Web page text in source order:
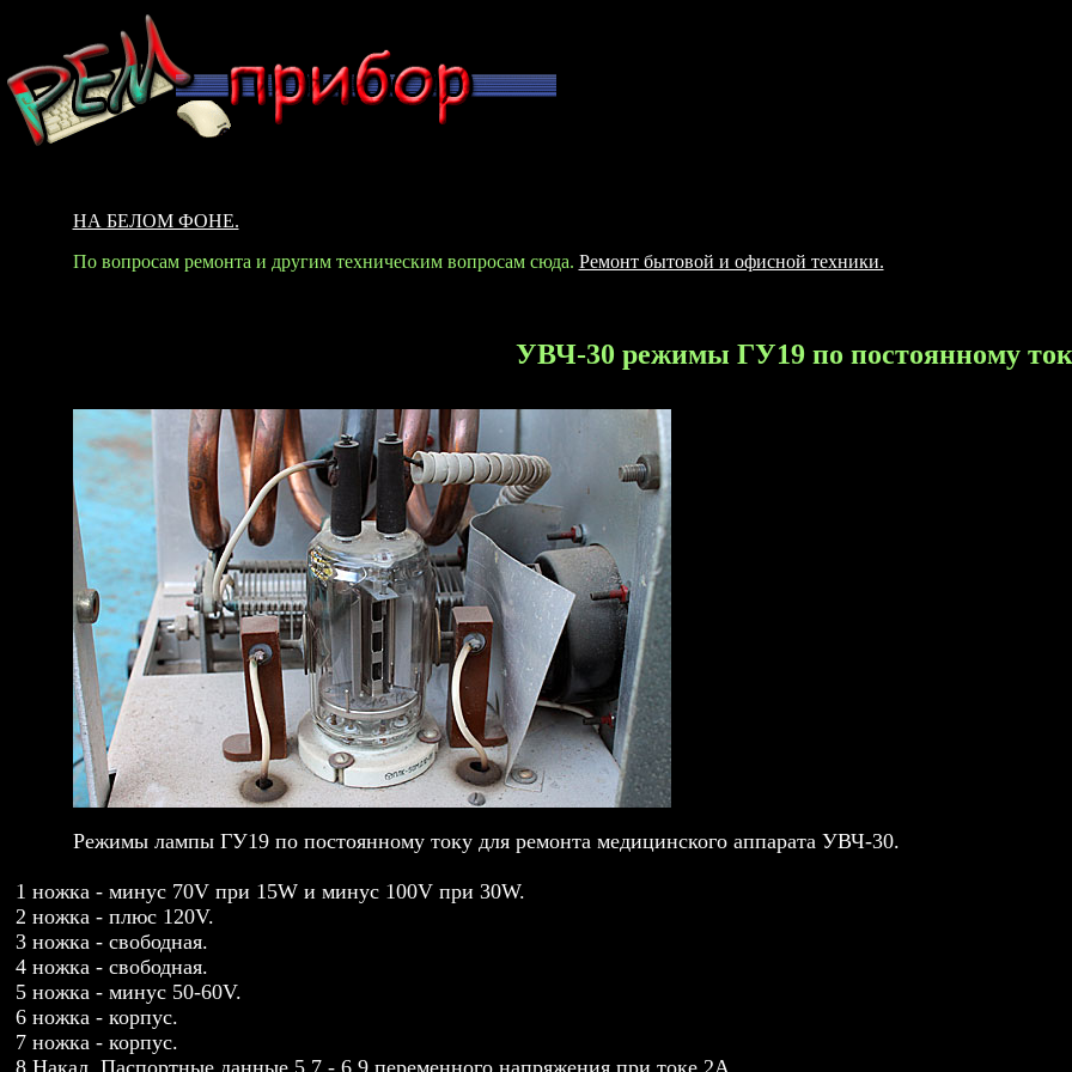
НА БЕЛОМ ФОНЕ.
По вопросам ремонта и другим техническим вопросам сюда. Ремонт бытовой и офисной техники.
УВЧ-30 режимы ГУ19 по постоянному
Режимы лампы ГУ19 по постоянному току для ремонта медицинского аппарата УВЧ-30.
1 ножка - минус 70V при 15W и минус 100V при 30W.
2 ножка - плюс 120V.
3 ножка - свободная.
4 ножка - свободная.
5 ножка - минус 50-60V.
6 ножка - корпус.
7 ножка - корпус.